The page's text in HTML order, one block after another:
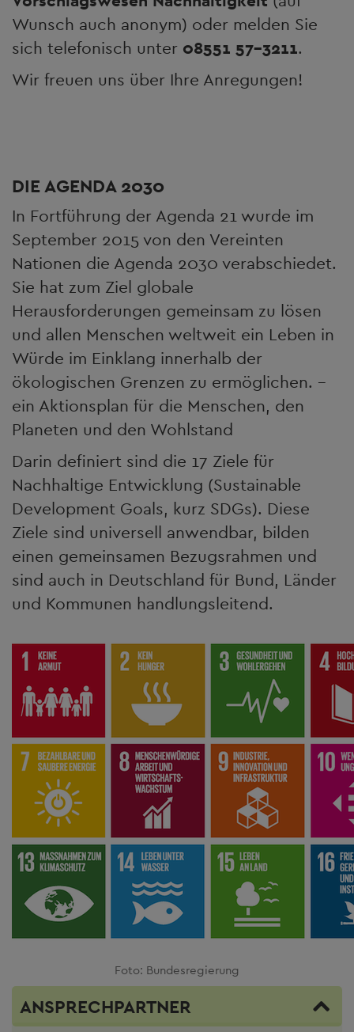
Wunsch auch anonym) oder melden Sie
sich telefonisch unter 08551 57-3211.
Wir freuen uns über Ihre Anregungen!
DIE AGENDA 2030
In Fortführung der Agenda 21 wurde im
September 2015 von den Vereinten
Nationen die Agenda 2030 verabschiedet.
Sie hat zum Ziel globale
Herausforderungen gemeinsam zu lösen
und allen Menschen weltweit ein Leben in
Würde im Einklang innerhalb der
ökologischen Grenzen zu ermöglichen. -
ein Aktionsplan für die Menschen, den
Planeten und den Wohlstand
Darin definiert sind die 17 Ziele für
Nachhaltige Entwicklung (Sustainable
Development Goals, kurz SDGs). Diese
Ziele sind universell anwendbar, bilden
einen gemeinsamen Bezugsrahmen und
sind auch in Deutschland für Bund, Länder
und Kommunen handlungsleitend.
Foto: Bundesregierung
ANSPRECHPARTNER